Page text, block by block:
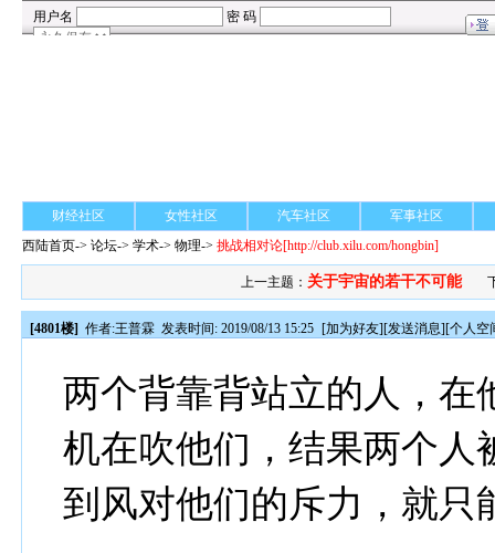
财经社区 女性社区 汽车社区
军事社区
西陆首页->论坛->学术-> 物理->挑战相对论[http://club.xilu.com/hongbin]
上一主题： 关于宇宙的若干不可能
[4801楼] 作者:王普霖 发表时间: 2019/08/13 15:25 [加为好友][发送消息][个人空
两个背靠背站立的人，在
机在吹他们，结果两个人
到风对他们的斥力，就只